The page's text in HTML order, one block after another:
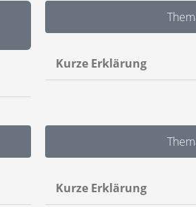
Kurze Erklärung
Kurze Erklärung